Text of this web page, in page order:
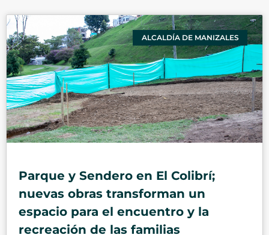
ALCALDÍA DE MANIZALES
Parque y Sendero en El Colibrí;
nuevas obras transforman un
espacio para el encuentro y la
recreación de las familias